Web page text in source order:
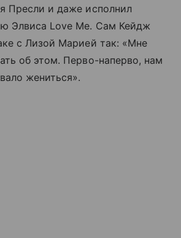
Пресли и даже исполнил
Элвиса Love Me. Сам Кейдж
с Лизой Марией так: «Мне
об этом. Перво-наперво, нам
жениться».